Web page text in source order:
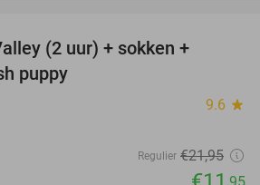
(2 uur) + sokken +
puppy
9.6 star
Regulier €21,95